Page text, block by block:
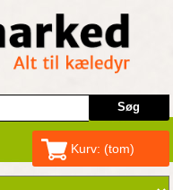
Kurv: (tom)